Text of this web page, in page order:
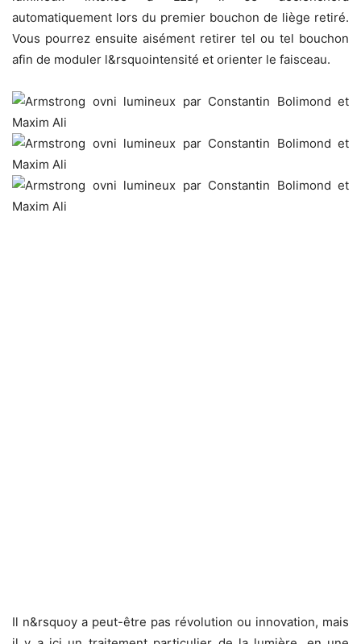
automatiquement lors du premier bouchon de liège retiré.
Vous pourrez ensuite aisément retirer tel ou tel bouchon
afin de moduler l&rsquointensité et orienter le faisceau.
Il n&rsquoy a peut-être pas révolution ou innovation, mais